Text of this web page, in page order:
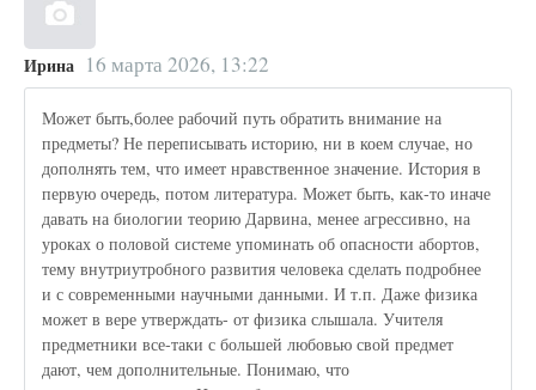
Ирина 16 марта 2026, 13:22
Может быть,более рабочий путь обратить внимание на
предметы? Не переписывать историю, ни в коем случае, но
дополнять тем, что имеет нравственное значение. История в
первую очередь, потом литература. Может быть, как-то иначе
давать на биологии теорию Дарвина, менее агрессивно, на
уроках о половой системе упоминать об опасности абортов,
тему внутриутробного развития человека сделать подробнее
и с современными научными данными. И т.п. Даже физика
может в вере утверждать- от физика слышала. Учителя
предметники все-таки с большей любовью свой предмет
дают, чем дополнительные. Понимаю, что